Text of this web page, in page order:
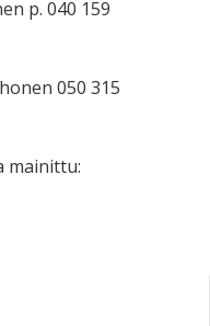
p. 040 159
050 315
mainittu: